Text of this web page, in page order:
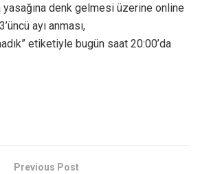
denk gelmesi üzerine online
ayı anması,
etiketiyle bugün saat 20:00’da
Previous Post